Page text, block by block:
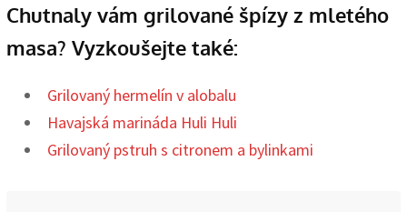
Chutnaly vám grilované špízy z mletého
masa? Vyzkoušejte také:
Grilovaný hermelín v alobalu
Havajská marináda Huli Huli
Grilovaný pstruh s citronem a bylinkami